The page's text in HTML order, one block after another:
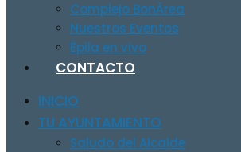
Complejo BonÀrea
Nuestros Eventos
Épila en vivo
CONTACTO
INICIO
TU AYUNTAMIENTO
Saludo del Alcalde